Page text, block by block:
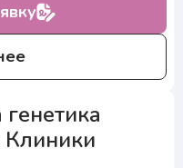
Клиники